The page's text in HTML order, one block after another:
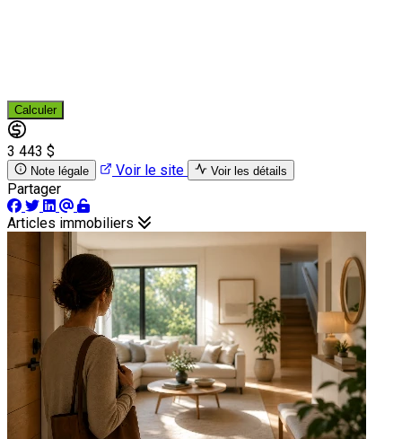
Calculer
3 443 $
Note légale Voir le site Voir les détails
Partager
Articles immobiliers